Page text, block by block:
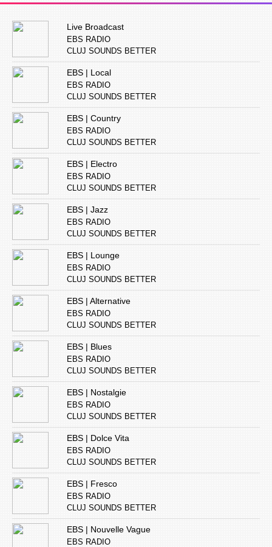
Live Broadcast
EBS RADIO
CLUJ SOUNDS BETTER
EBS | Local
EBS RADIO
CLUJ SOUNDS BETTER
EBS | Country
EBS RADIO
CLUJ SOUNDS BETTER
EBS | Electro
EBS RADIO
CLUJ SOUNDS BETTER
EBS | Jazz
EBS RADIO
CLUJ SOUNDS BETTER
EBS | Lounge
EBS RADIO
CLUJ SOUNDS BETTER
EBS | Alternative
EBS RADIO
CLUJ SOUNDS BETTER
EBS | Blues
EBS RADIO
CLUJ SOUNDS BETTER
EBS | Nostalgie
EBS RADIO
CLUJ SOUNDS BETTER
EBS | Dolce Vita
EBS RADIO
CLUJ SOUNDS BETTER
EBS | Fresco
EBS RADIO
CLUJ SOUNDS BETTER
EBS | Nouvelle Vague
EBS RADIO